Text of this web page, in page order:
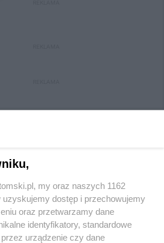
my oraz naszych 1162
uzyskujemy dostęp i przechowujemy
oraz przetwarzamy dane
identyfikatory, standardowe
urządzenie czy dane